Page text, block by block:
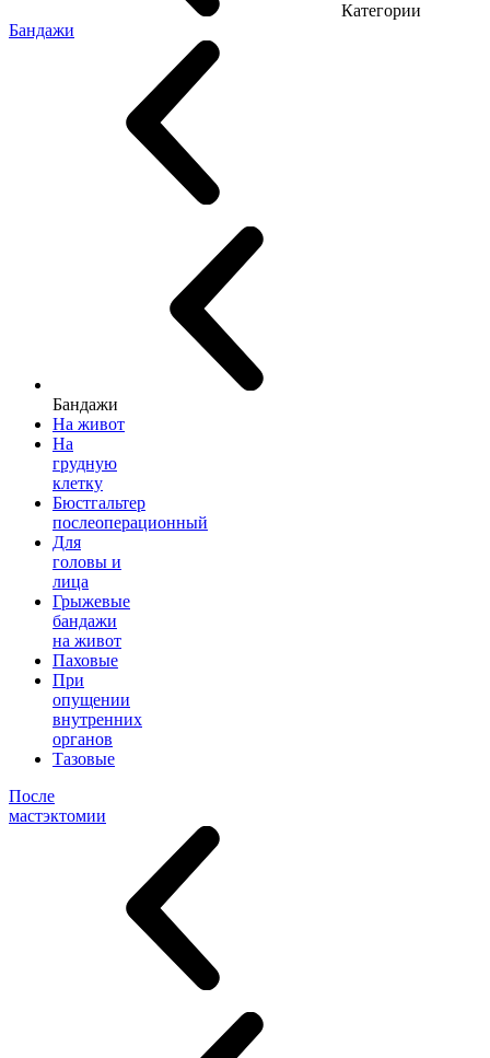
Категории
Бандажи
Бандажи
На живот
На
грудную
клетку
Бюстгальтер
послеоперационный
Для
головы и
лица
Грыжевые
бандажи
на живот
Паховые
При
опущении
внутренних
органов
Тазовые
После
мастэктомии